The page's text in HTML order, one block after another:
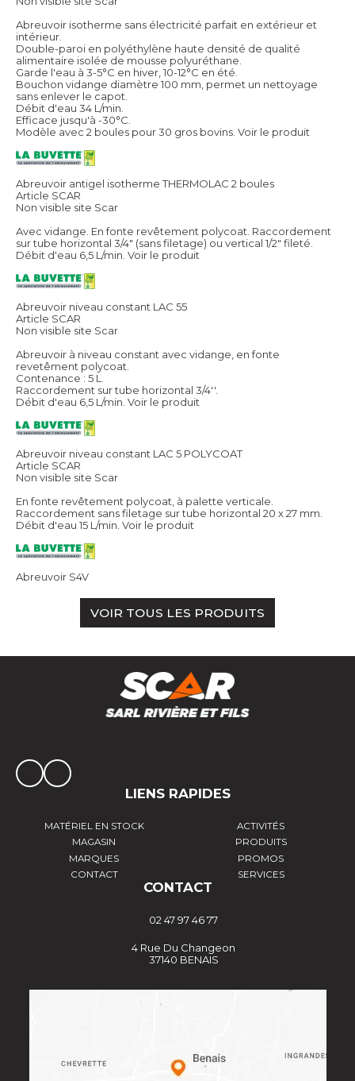
Abreuvoir isotherme sans électricité parfait en extérieur et
intérieur.
Double-paroi en polyéthylène haute densité de qualité
alimentaire isolée de mousse polyuréthane.
Garde l'eau à 3-5°C en hiver, 10-12°C en été.
Bouchon vidange diamètre 100 mm, permet un nettoyage
sans enlever le capot.
Débit d'eau 34 L/min.
Efficace jusqu'à -30°C.
Modèle avec 2 boules pour 30 gros bovins. Voir le produit
Abreuvoir antigel isotherme THERMOLAC 2 boules
Article SCAR
Non visible site Scar
Avec vidange. En fonte revêtement polycoat. Raccordement
sur tube horizontal 3/4" (sans filetage) ou vertical 1/2" fileté.
Débit d'eau 6,5 L/min. Voir le produit
Abreuvoir niveau constant LAC 55
Article SCAR
Non visible site Scar
Abreuvoir à niveau constant avec vidange, en fonte
revetêment polycoat.
Contenance : 5 L.
Raccordement sur tube horizontal 3/4''.
Débit d'eau 6,5 L/min. Voir le produit
Abreuvoir niveau constant LAC 5 POLYCOAT
Article SCAR
Non visible site Scar
En fonte revêtement polycoat, à palette verticale.
Raccordement sans filetage sur tube horizontal 20 x 27 mm.
Débit d'eau 15 L/min. Voir le produit
Abreuvoir S4V
VOIR TOUS LES PRODUITS
LIENS RAPIDES
MATÉRIEL EN STOCK
ACTIVITÉS
MAGASIN
PRODUITS
MARQUES
PROMOS
CONTACT
SERVICES
CONTACT
02 47 97 46 77
4 Rue Du Changeon
37140 BENAIS